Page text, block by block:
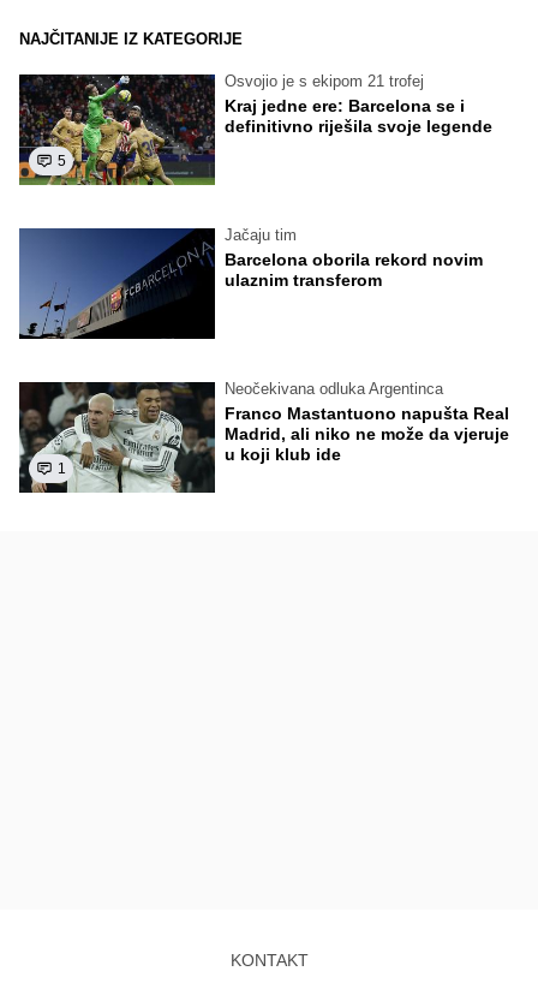
NAJČITANIJE IZ KATEGORIJE
5
Osvojio je s ekipom 21 trofej
Kraj jedne ere: Barcelona se i
definitivno riješila svoje legende
Jačaju tim
Barcelona oborila rekord novim
ulaznim transferom
1
Neočekivana odluka Argentinca
Franco Mastantuono napušta Real
Madrid, ali niko ne može da vjeruje
u koji klub ide
KONTAKT